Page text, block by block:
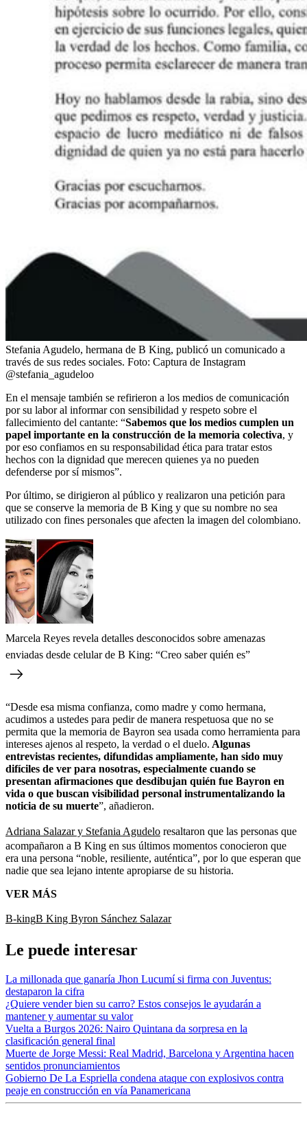
Stefania Agudelo, hermana de B King, publicó un comunicado a
través de sus redes sociales. Foto: Captura de Instagram
@stefania_agudeloo
En el mensaje también se refirieron a los medios de comunicación
por su labor al informar con sensibilidad y respeto sobre el
fallecimiento del cantante: “Sabemos que los medios cumplen un
papel importante en la construcción de la memoria colectiva, y
por eso confiamos en su responsabilidad ética para tratar estos
hechos con la dignidad que merecen quienes ya no pueden
defenderse por sí mismos”.
Por último, se dirigieron al público y realizaron una petición para
que se conserve la memoria de B King y que su nombre no sea
utilizado con fines personales que afecten la imagen del colombiano.
Marcela Reyes revela detalles desconocidos sobre amenazas
enviadas desde celular de B King: “Creo saber quién es”
“Desde esa misma confianza, como madre y como hermana,
acudimos a ustedes para pedir de manera respetuosa que no se
permita que la memoria de Bayron sea usada como herramienta para
intereses ajenos al respeto, la verdad o el duelo. Algunas
entrevistas recientes, difundidas ampliamente, han sido muy
difíciles de ver para nosotras, especialmente cuando se
presentan afirmaciones que desdibujan quién fue Bayron en
vida o que buscan visibilidad personal instrumentalizando la
noticia de su muerte”, añadieron.
Adriana Salazar y Stefania Agudelo resaltaron que las personas que
acompañaron a B King en sus últimos momentos conocieron que
era una persona “noble, resiliente, auténtica”, por lo que esperan que
nadie que sea lejano intente apropiarse de su historia.
VER MÁS
B-kingB King Byron Sánchez Salazar
Le puede interesar
La millonada que ganaría Jhon Lucumí si firma con Juventus:
destaparon la cifra
¿Quiere vender bien su carro? Estos consejos le ayudarán a
mantener y aumentar su valor
Vuelta a Burgos 2026: Nairo Quintana da sorpresa en la
clasificación general final
Muerte de Jorge Messi: Real Madrid, Barcelona y Argentina hacen
sentidos pronunciamientos
Gobierno De La Espriella condena ataque con explosivos contra
peaje en construcción en vía Panamericana